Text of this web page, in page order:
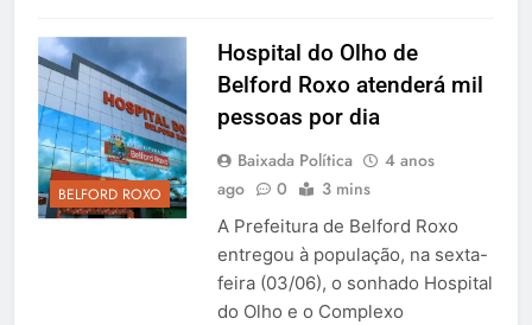
BELFORD ROXO
Hospital do Olho de
Belford Roxo atenderá mil
pessoas por dia
Baixada Política
4 anos
ago
0 3 mins
A Prefeitura de Belford Roxo
entregou à população, na sexta-
feira (03/06), o sonhado Hospital
do Olho e o Complexo